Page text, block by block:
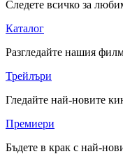
Следете всичко за
Каталог
Разгледайте нашия
Трейлъри
Гледайте най-новите
Премиери
Бъдете в крак с най-